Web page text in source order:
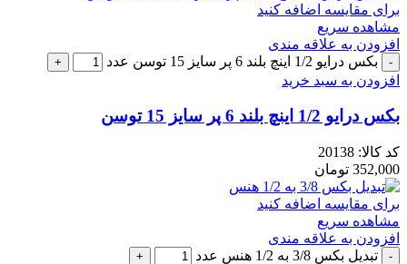
برای مقایسه اضافه کنید
مشاهده سریع
افزودن به علاقه مندی
بکس درایو 1/2 اینچ بلند 6 پر سایز 15 توسن عدد
افزودن به سبد خرید
بکس درایو 1/2 اینچ بلند 6 پر سایز 15 توسن
کد کالا: 20138
352,000 تومان
برای مقایسه اضافه کنید
مشاهده سریع
افزودن به علاقه مندی
تبدیل بکس 3/8 به 1/2 هنس عدد